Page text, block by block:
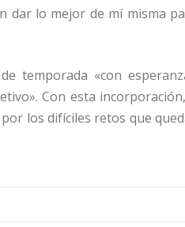
dar lo mejor de mí misma
temporada «con
Con esta
los difíciles retos que